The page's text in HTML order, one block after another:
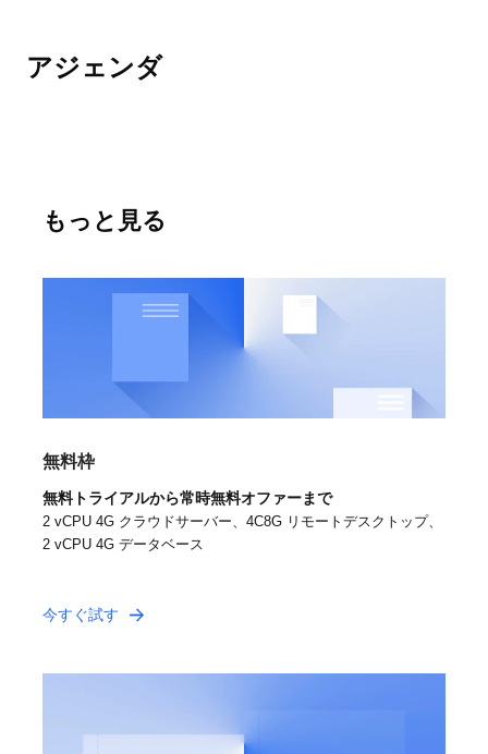
アジェンダ
もっと見る
無料枠
無料トライアルから常時無料オファーまで
2 vCPU 4G クラウドサーバー、4C8G リモートデスクトップ、
2 vCPU 4G データベース
今すぐ試す